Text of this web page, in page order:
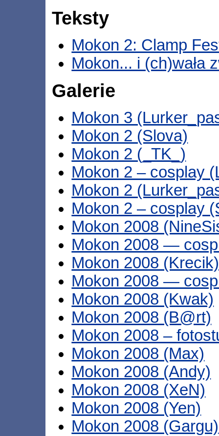
Teksty
Mokon 2: Clamp
Mokon... i (ch)wała
Galerie
Mokon 3
Mokon 2 (Slova)
Mokon 2 (_TK_)
Mokon 2 – cosplay
Mokon 2
Mokon 2 – cosplay
Mokon 2008
Mokon 2008 —
Mokon 2008 (Krecik)
Mokon 2008 —
Mokon 2008 (Kwak)
Mokon 2008 (B@rt)
Mokon 2008 –
Mokon 2008 (Max)
Mokon 2008 (Andy)
Mokon 2008 (XeN)
Mokon 2008 (Yen)
Mokon 2008 (Gargu)